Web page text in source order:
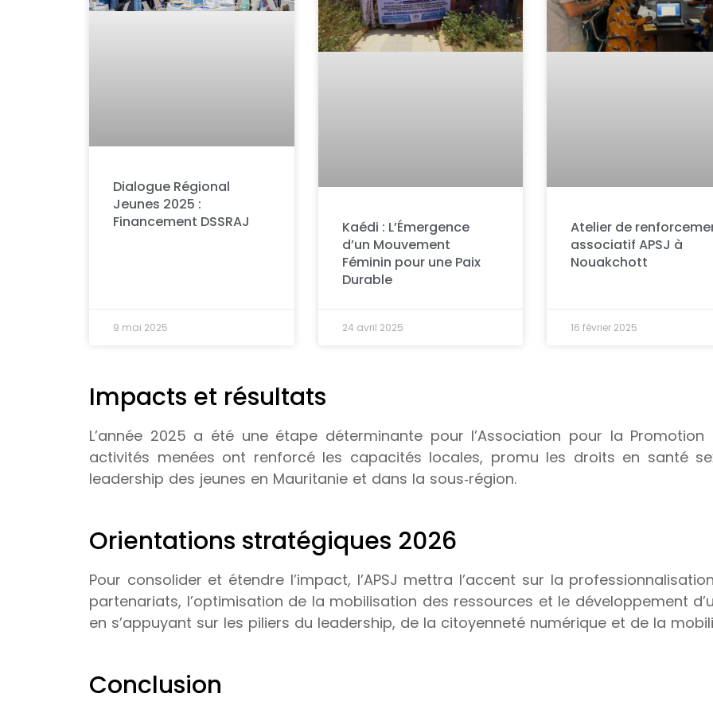
Dialogue Régional
Jeunes 2025 :
Financement DSSRAJ
9 mai 2025
Kaédi : L’Émergence
d’un Mouvement
Féminin pour une Paix
Durable
24 avril 2025
Atelier de
associatif APSJ à
Nouakchott
16 février 2025
Impacts et résultats
L’année 2025 a été une étape déterminante pour l’Association pour la
activités menées ont renforcé les capacités locales, promu les droits en santé
leadership des jeunes en Mauritanie et dans la sous‑région.
Orientations stratégiques 2026
Pour consolider et étendre l’impact, l’APSJ mettra l’accent sur la
partenariats, l’optimisation de la mobilisation des ressources et le développement
en s’appuyant sur les piliers du leadership, de la citoyenneté numérique et de la
Conclusion